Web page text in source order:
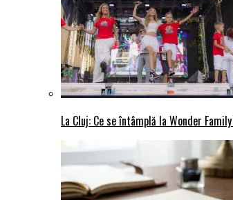
La Cluj: Ce se întâmplă la Wonder